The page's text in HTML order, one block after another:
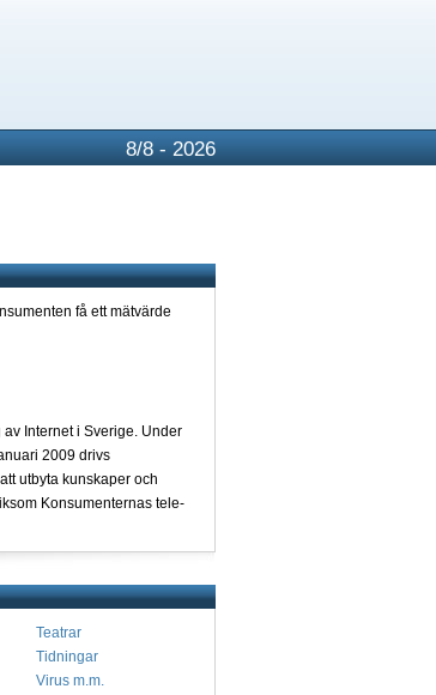
8/8 - 2026
få ett mätvärde
Internet i Sverige. Under
2009 drivs
utbyta kunskaper och
Konsumenternas tele-
Teatrar
Tidningar
Virus m.m.